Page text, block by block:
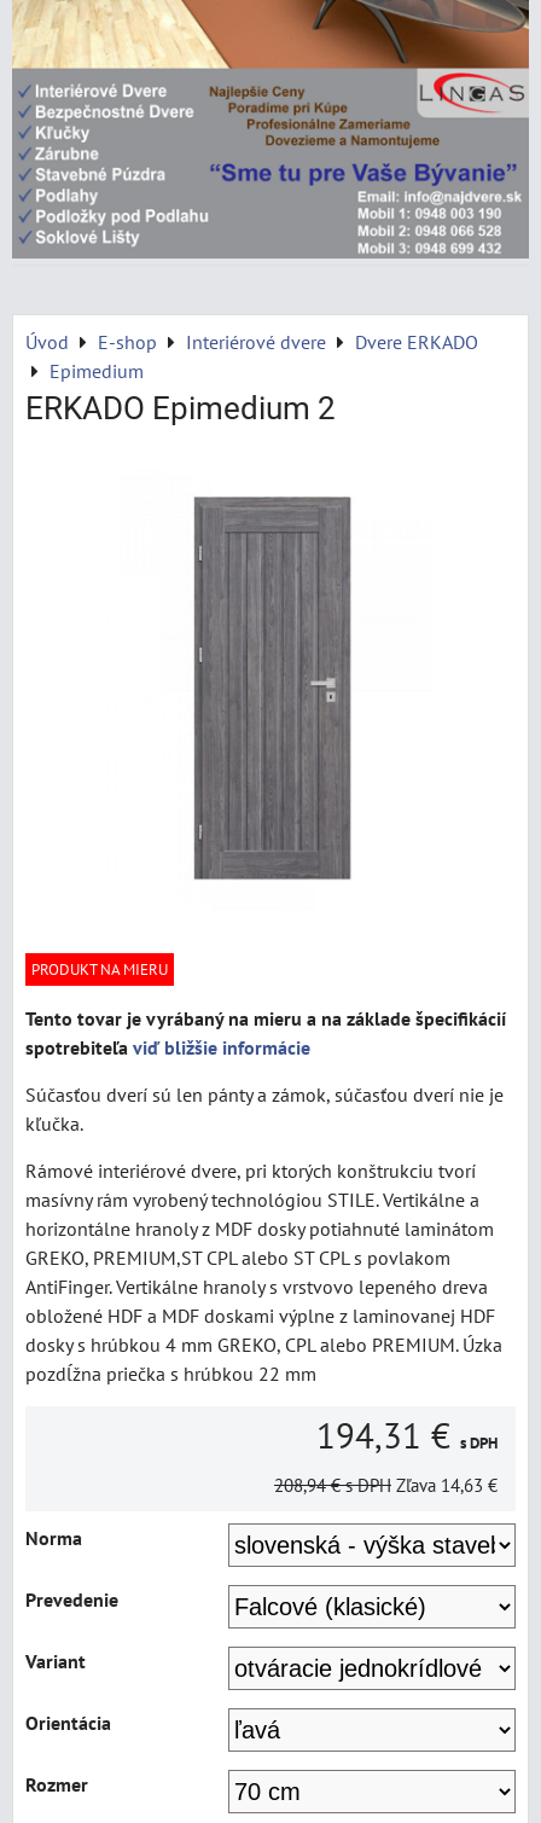
Úvod E-shop Interiérové dvere
Dvere ERKADO
Epimedium
ERKADO Epimedium 2
PRODUKT NA MIERU
Tento tovar je vyrábaný na mieru a na základe špecifikácií
spotrebiteľa viď bližšie informácie
Súčasťou dverí sú len pánty a zámok, súčasťou dverí nie je
kľučka.
Rámové interiérové dvere, pri ktorých konštrukciu tvorí
masívny rám vyrobený technológiou STILE. Vertikálne a
horizontálne hranoly z MDF dosky potiahnuté laminátom
GREKO, PREMIUM,ST CPL alebo ST CPL s povlakom
AntiFinger. Vertikálne hranoly s vrstvovo lepeného dreva
obložené HDF a MDF doskami výplne z laminovanej HDF
dosky s hrúbkou 4 mm GREKO, CPL alebo PREMIUM. Úzka
pozdĺžna priečka s hrúbkou 22 mm
194,31 € s DPH
208,94 € s DPH Zľava 14,63 €
Norma
Prevedenie
Variant
Orientácia
Rozmer